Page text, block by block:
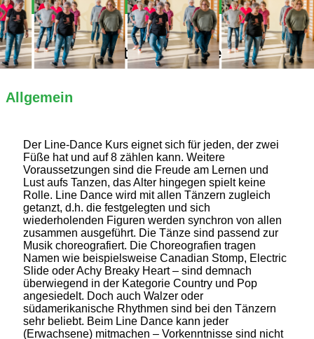
Alles Wichtige auf einen Blick
Allgemein
Der Line-Dance Kurs eignet sich für jeden, der zwei
Füße hat und auf 8 zählen kann. Weitere
Voraussetzungen sind die Freude am Lernen und
Lust aufs Tanzen, das Alter hingegen spielt keine
Rolle. Line Dance wird mit allen Tänzern zugleich
getanzt, d.h. die festgelegten und sich
wiederholenden Figuren werden synchron von allen
zusammen ausgeführt. Die Tänze sind passend zur
Musik choreografiert. Die Choreografien tragen
Namen wie beispielsweise Canadian Stomp, Electric
Slide oder Achy Breaky Heart – sind demnach
überwiegend in der Kategorie Country und Pop
angesiedelt. Doch auch Walzer oder
südamerikanische Rhythmen sind bei den Tänzern
sehr beliebt. Beim Line Dance kann jeder
(Erwachsene) mitmachen – Vorkenntnisse sind nicht